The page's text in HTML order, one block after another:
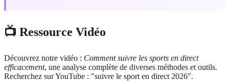
📺 Ressource Vidéo
Découvrez notre vidéo : Comment suivre les sports en direct
efficacement, une analyse complète de diverses méthodes et outils.
Recherchez sur YouTube : "suivre le sport en direct 2026".